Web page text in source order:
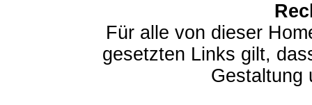
Für alle von dieser
gesetzten Links gilt,
Gestaltung